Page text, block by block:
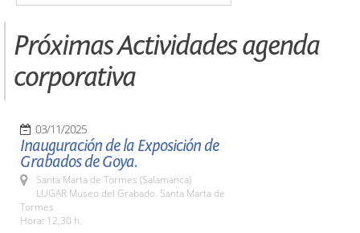
Próximas Actividades agenda
corporativa
03/11/2025
Inauguración de la Exposición de
Grabados de Goya.
Santa Marta de Tormes (Salamanca)
LUGAR Museo del Grabado. Santa Marta de
Tormes
Hora: 12,30 h.